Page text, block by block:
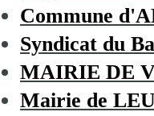
Commune
Syndicat du
MAIRIE DE
Mairie de